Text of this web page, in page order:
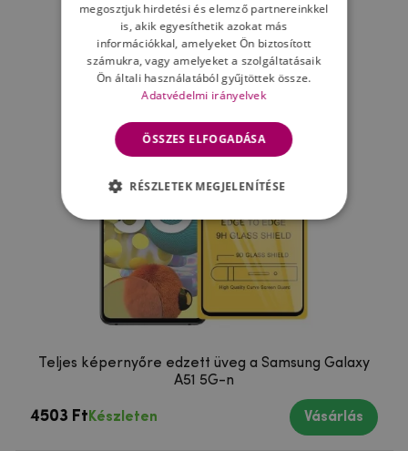
Ne felejtsd el
Teljes képernyőre edzett üveg a Samsung Galaxy
A51 5G-n
4503 Ft Készleten Vásárlás
megosztjuk hirdetési és elemző partnereinkkel
is, akik egyesíthetik azokat más
információkkal, amelyeket Ön biztosított
számukra, vagy amelyeket a szolgáltatásaik
Ön általi használatából gyűjtöttek össze.
Adatvédelmi irányelvek
ÖSSZES ELFOGADÁSA
RÉSZLETEK MEGJELENÍTÉSE